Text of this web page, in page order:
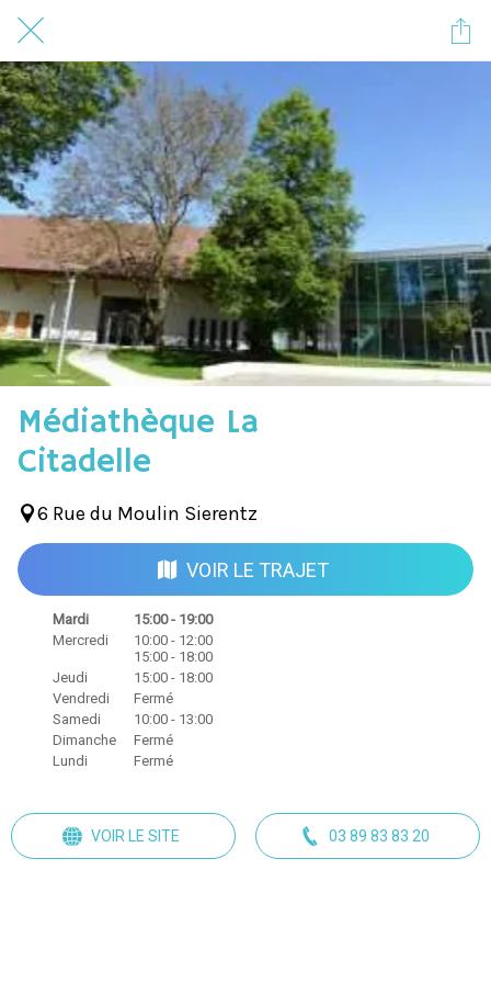
Médiathèque La
Citadelle
6 Rue du Moulin Sierentz
VOIR LE TRAJET
Mardi
15:00 - 19:00
Mercredi
10:00 - 12:00
15:00 - 18:00
Jeudi
15:00 - 18:00
Vendredi
Fermé
Samedi
10:00 - 13:00
Dimanche
Fermé
Lundi
Fermé
VOIR LE SITE 03 89 83 83 20